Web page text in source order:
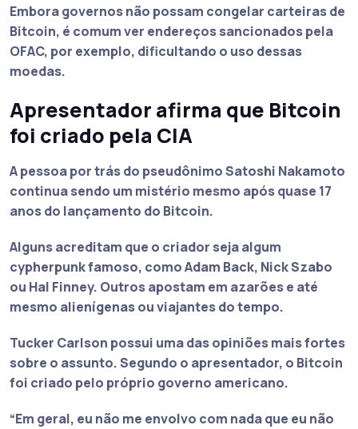
Embora governos não possam congelar carteiras de
Bitcoin, é comum ver endereços sancionados pela
OFAC, por exemplo, dificultando o uso dessas
moedas.
Apresentador afirma que Bitcoin
foi criado pela CIA
A pessoa por trás do pseudônimoSatoshi Nakamoto
continua sendo um mistério mesmo após quase 17
anos do lançamento do Bitcoin.
Alguns acreditam que o criador seja algum
cypherpunk famoso, como Adam Back, Nick Szabo
ou Hal Finney. Outros apostam em azarões e até
mesmo alienígenas ou viajantes do tempo.
Tucker Carlson possui uma das opiniões mais fortes
sobre o assunto. Segundo o apresentador, o Bitcoin
foi criado pelo próprio governo americano.
“Em geral, eu não me envolvo com nada que eu não